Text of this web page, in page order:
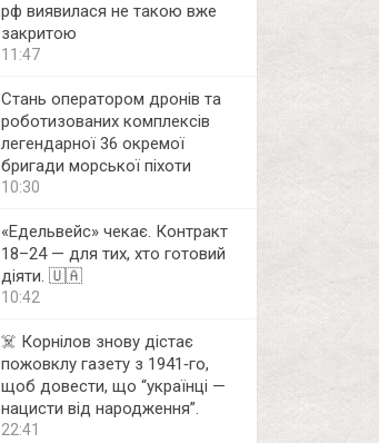
рф виявилася не такою вже
закритою
11:47
Стань оператором дронів та
роботизованих комплексів
легендарної 36 окремої
бригади морської піхоти
10:30
«Едельвейс» чекає. Контракт
18–24 — для тих, хто готовий
діяти. 🇺🇦
10:42
☠️ Корнілов знову дістає
пожовклу газету з 1941‑го,
щоб довести, що “українці —
нацисти від народження”.
22:41